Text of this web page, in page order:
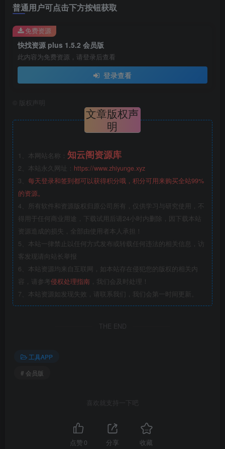
普通用户可点击下方按钮获取
快找资源 plus 1.5.2 会员版
此内容为免费资源，请登录后查看
登录查看
免费资源
版权声明
文章版权声
明
1、本网站名称： 知云阁资源库
2、本站永久网址： https://www.zhiyunge.xyz
3、 每天登录和签到都可以获得积分哦，积分可用来购买全站99%
的资源。
4、所有软件和资源版权归原公司所有，仅供学习与研究使用，不
得用于任何商业用途，下载试用后请24小时内删除，因下载本站
资源造成的损失，全部由使用者本人承担！
5、本站一律禁止以任何方式发布或转载任何违法的相关信息，访
客发现请向站长举报
6、本站资源均来自互联网，如本站存在侵犯您的版权的相关内
容，请参考侵权处理指南 ，我们会及时处理！
7、本站资源如发现失效，请联系我们，我们会第一时间更新。
THE END
工具APP
# 会员版
喜欢就支持一下吧
点赞 0 分享 收藏